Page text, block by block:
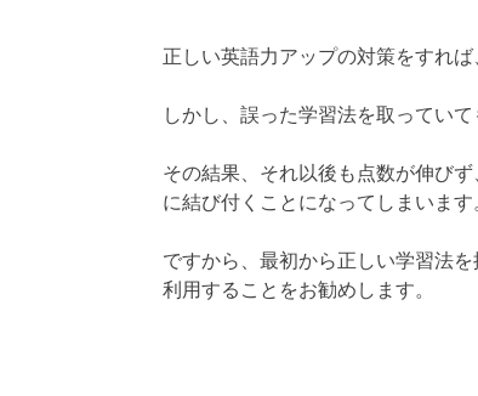
正しい英語力アップの対策をすれ
しかし、誤った学習法を取ってい
その結果、それ以後も点数が伸び
に結び付くことになってしまいます
ですから、最初から正しい学習法を
利用することをお勧めします。